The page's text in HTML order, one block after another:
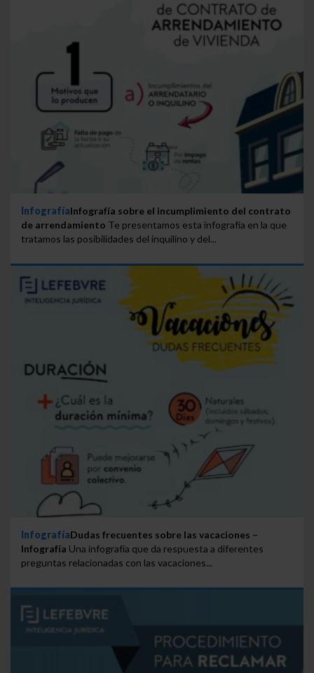
InfografíaInfografía sobre el incumplimiento del contrato
de arrendamiento Te presentamos esta infografía en la que
tratamos las posibilidades del inquilino y del...
InfografíaDudas frecuentes sobre las vacaciones –
Infografía Una infografía que da respuesta a diferentes
preguntas relacionadas con las vacaciones...